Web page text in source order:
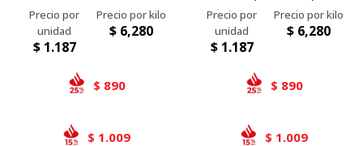
(calibre 7)
$ 1.187
$ 6,280
$ 890
$ 1.009
210 Grs
$ 1.187
$ 6,280
$ 890
$ 1.009